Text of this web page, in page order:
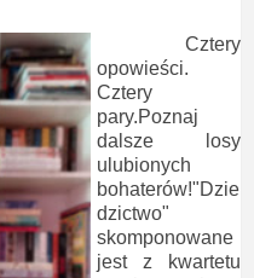
Cztery
opowieści.
Cztery
pary.Poznaj
dalsze losy
ulubionych
bohaterów!"Dzie
dzictwo"
skomponowane
jest z kwartetu